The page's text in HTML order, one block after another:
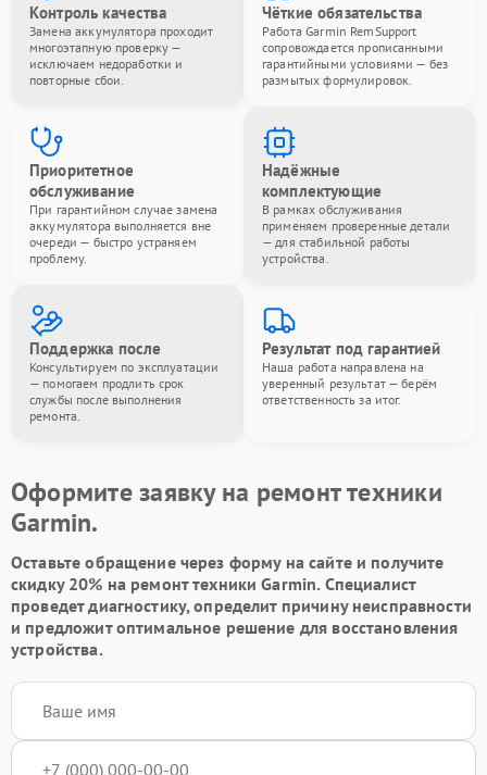
Контроль качества
Замена аккумулятора проходит
многоэтапную проверку —
исключаем недоработки и
повторные сбои.
Чёткие обязательства
Работа Garmin RemSupport
сопровождается прописанными
гарантийными условиями — без
размытых формулировок.
Приоритетное
обслуживание
При гарантийном случае замена
аккумулятора выполняется вне
очереди — быстро устраняем
проблему.
Надёжные
комплектующие
В рамках обслуживания
применяем проверенные детали
— для стабильной работы
устройства.
Поддержка после
Консультируем по эксплуатации
— помогаем продлить срок
службы после выполнения
ремонта.
Результат под гарантией
Наша работа направлена на
уверенный результат — берём
ответственность за итог.
Оформите заявку на ремонт техники
Garmin.
Оставьте обращение через форму на сайте и получите
скидку 20% на ремонт техники Garmin. Специалист
проведет диагностику, определит причину неисправности
и предложит оптимальное решение для восстановления
устройства.